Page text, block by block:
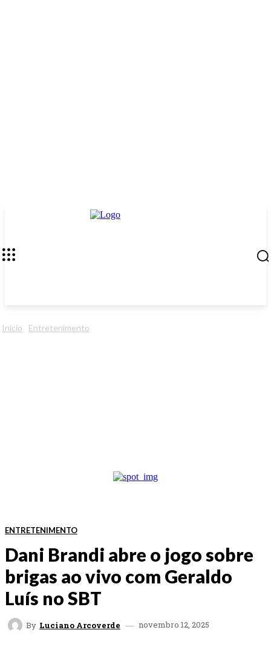
Início Entretenimento
ENTRETENIMENTO
Dani Brandi abre o jogo sobre
brigas ao vivo com Geraldo
Luís no SBT
By Luciano Arcoverde novembro 12, 2025